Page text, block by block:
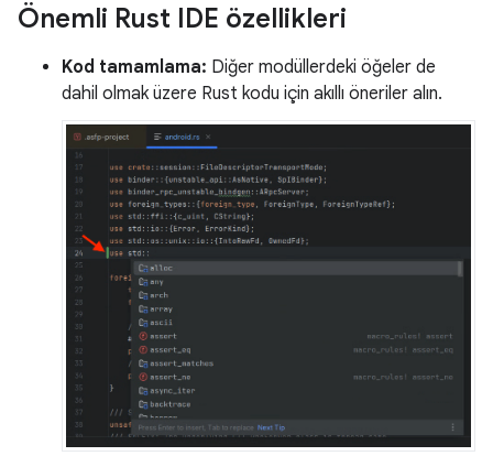
Önemli Rust IDE özellikleri
Kod tamamlama: Diğer modüllerdeki öğeler de
dahil olmak üzere Rust kodu için akıllı öneriler alın.